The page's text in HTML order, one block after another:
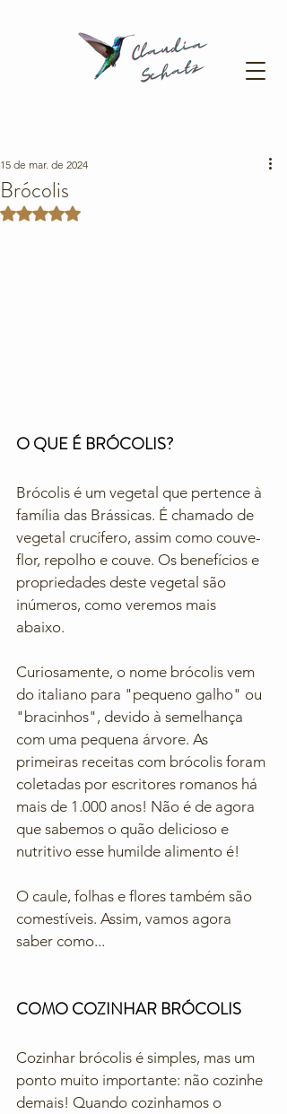
Brócolis
15 de mar. de 2024
Avaliado com NaN de 5 estrelas.
O QUE É BRÓCOLIS?
Brócolis é um vegetal que pertence à
família das Brássicas. É chamado de
vegetal crucífero, assim como couve-
flor, repolho e couve. Os benefícios e
propriedades deste vegetal são
inúmeros, como veremos mais
abaixo.
Curiosamente, o nome brócolis vem
do italiano para "pequeno galho" ou
"bracinhos", devido à semelhança
com uma pequena árvore. As
primeiras receitas com brócolis foram
coletadas por escritores romanos há
mais de 1.000 anos! Não é de agora
que sabemos o quão delicioso e
nutritivo esse humilde alimento é!
O caule, folhas e flores também são
comestíveis. Assim, vamos agora
saber como...
COMO COZINHAR BRÓCOLIS
Cozinhar brócolis é simples, mas um
ponto muito importante: não cozinhe
demais! Quando cozinhamos o